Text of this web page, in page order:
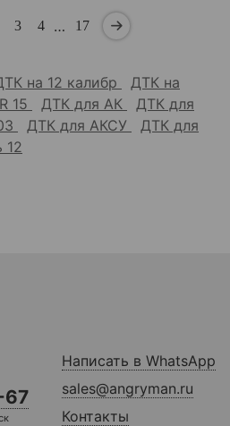
3 4 … 17
на 12 калибр
ДТК на
15 ДТК для АК
ДТК для
ДТК для АКСУ
ДТК для
12
67
Написать в WhatsApp
sales@angryman.ru
Контакты